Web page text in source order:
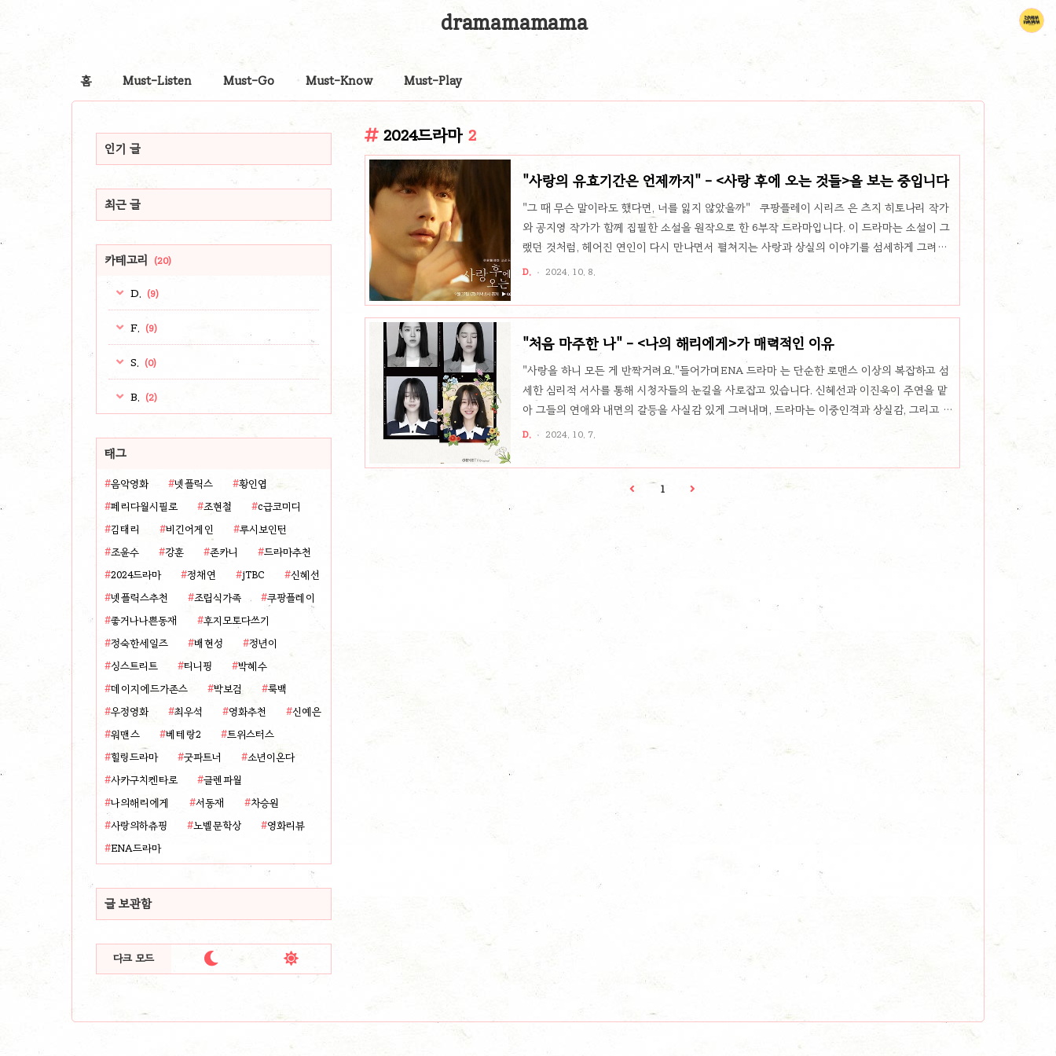
dramamamama
홈 Must-Listen Must-Go Must-Know Must-Play
인기 글
최근 글
카테고리 (20)
D. (9)
F. (9)
S. (0)
B. (2)
태그
음악영화 넷플릭스
황인엽
페리다월시필로
조현철
c급코미디
김태리
비긴어게인
루시보인턴
조윤수
강훈 존카니
드라마추천
2024드라마
정채연 jTBC
신혜선
넷플릭스추천
조립식가족
쿠팡플레이
좋거나나쁜동재
후지모토다쓰기
정숙한세일즈
배현성
정년이
싱스트리트
티니핑
박혜수
데이지에드가존스
박보검
룩백
우정영화
최우석 영화추천
신예은
워맨스
베테랑2
트위스터스
힐링드라마
굿파트너
소년이온다
사카구치켄타로
글렌파월
나의해리에게
서동재
차승원
사랑의하츄핑
노벨문학상
영화리뷰
ENA드라마
글 보관함
다크 모드  
2024드라마 2
"사랑의 유효기간은 언제까지" - <사랑 후에 오는 것들>을 보는 중입니다
"그 때 무슨 말이라도 했다면, 너를 잃지 않았을까" 쿠팡플레이 시리즈 은 츠지 히토나리 작가
와 공지영 작가가 함께 집필한 소설을 원작으로 한 6부작 드라마입니다. 이 드라마는 소설이 그
랬던 것처럼, 헤어진 연인이 다시 만나면서 펼쳐지는 사랑과 상실의 이야기를 섬세하게 그려냅
니다. 이세영과 사카구치 켄타로가 주연을 맡아 각각 최홍과 아오키 준고로 분한 이 드라마는 운
명 같은 사랑의 유효기간을 탐구하며, 과거의 기억이 현재의 현실 속에서 어떻게 다시 살아나는
지를 매력적으로 풀어냈습니다.운명 같은 사랑의 시작과 끝드라마 은 ‘운명 같은 사랑이 있을
본으로 떠나고, 그곳에서 아오키 준고(사카구치 켄타로 분)를 만..
D. 2024. 10. 8.
"처음 마주한 나" - <나의 해리에게>가 매력적인 이유
"사랑을 하니 모든 게 반짝거려요."들어가며ENA 드라마 는 단순한 로맨스 이상의 복잡하고 섬
세한 심리적 서사를 통해 시청자들의 눈길을 사로잡고 있습니다. 신혜선과 이진욱이 주연을 맡
아 그들의 연애와 내면의 갈등을 사실감 있게 그려내며, 드라마는 이중인격과 상실감, 그리고 사
랑의 복잡한 감정을 독특한 방식으로 풀어냅니다. 의 정지현 PD와 의 한가람 작가가 손을 잡은
이 작품은 단순한 연애 드라마에서 한 걸음 더 나아가, 사랑과 상실, 그리고 자기 정체성을 찾아
가는 복잡한 이야기를 선보입니다.사랑과 미움, 그 사이에서 흔들리는 주은호와 정현오주은호
(신혜선 분)와 정현오(이진욱 분)의 관계는 8년간의 연애 후 결혼 문제로 인해 끝이 났습니다. 하
D. 2024. 10. 7.
1